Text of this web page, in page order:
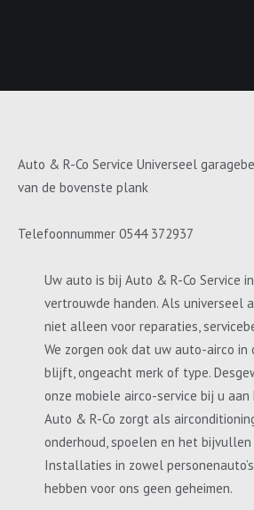
Auto & R-Co Service Universeel
van de bovenste plank
Telefoonnummer 0544 372937
Uw auto is bij Auto & R-Co Service
vertrouwde handen. Als universeel
niet alleen voor reparaties,
We zorgen ook dat uw auto-airco in
blijft, ongeacht merk of type.
onze mobiele airco-service bij u aan
Auto & R-Co zorgt als
onderhoud, spoelen en het
Installaties in zowel
hebben voor ons geen geheimen.